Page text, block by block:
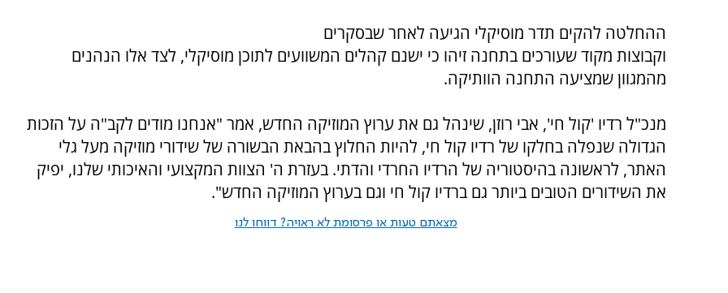
ההחלטה להקים תדר מוסיקלי הגיעה לאחר שבסקרים
וקבוצות מקוד שעורכים בתחנה זיהו כי ישנם קהלים המשוועים לתוכן מוסיקלי, לצד אלו הנהנים
מהמגוון שמציעה התחנה הוותיקה.
מנכ"ל רדיו 'קול חי', אבי רוזן, שינהל גם את ערוץ המוזיקה החדש, אמר "אנחנו מודים לקב"ה על הזכות
הגדולה שנפלה בחלקו של רדיו קול חי, להיות החלוץ בהבאת הבשורה של שידורי מוזיקה מעל גלי
האתר, לראשונה בהיסטוריה של הרדיו החרדי והדתי. בעזרת ה' הצוות המקצועי והאיכותי שלנו, יפיק
את השידורים הטובים ביותר גם ברדיו קול חי וגם בערוץ המוזיקה החדש".
מצאתם טעות או פרסומת לא ראויה? דווחו לנו